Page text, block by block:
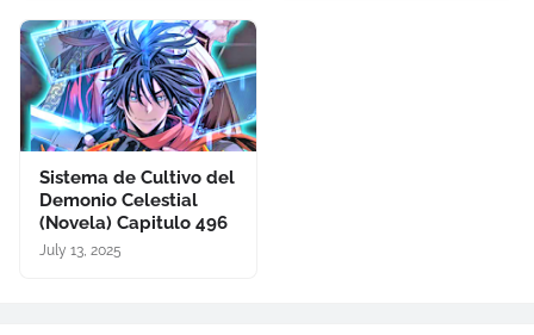
Sistema de Cultivo del
Demonio Celestial
(Novela) Capitulo 496
July 13, 2025